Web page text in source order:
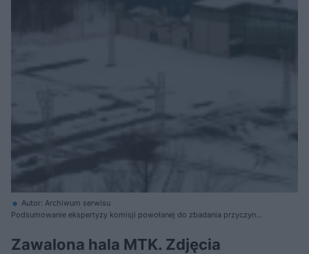
Autor: Archiwum serwisu
Podsumowanie ekspertyzy komisji powołanej do zbadania przyczyn
Zawalona hala MTK. Zdjęcia